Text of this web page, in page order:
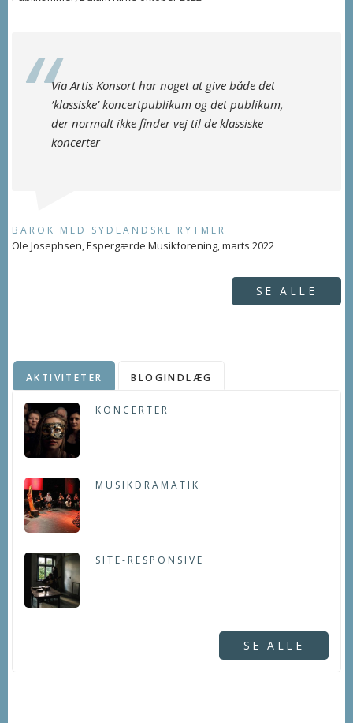
Via Artis Konsort har noget at give både det
’klassiske’ koncertpublikum og det publikum,
der normalt ikke finder vej til de klassiske
koncerter
BAROK MED SYDLANDSKE RYTMER
Ole Josephsen, Espergærde Musikforening, marts 2022
SE ALLE
AKTIVITETER BLOGINDLÆG
KONCERTER
MUSIKDRAMATIK
SITE-RESPONSIVE
SE ALLE